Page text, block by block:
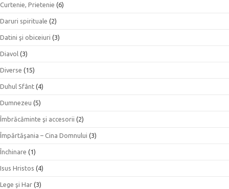
Curtenie, Prietenie (6)
Daruri spirituale (2)
Datini şi obiceiuri (3)
Diavol (3)
Diverse (15)
Duhul Sfânt (4)
Dumnezeu (5)
Îmbrăcăminte şi accesorii (2)
Împărtăşania – Cina Domnului (3)
Închinare (1)
Isus Hristos (4)
Lege şi Har (3)